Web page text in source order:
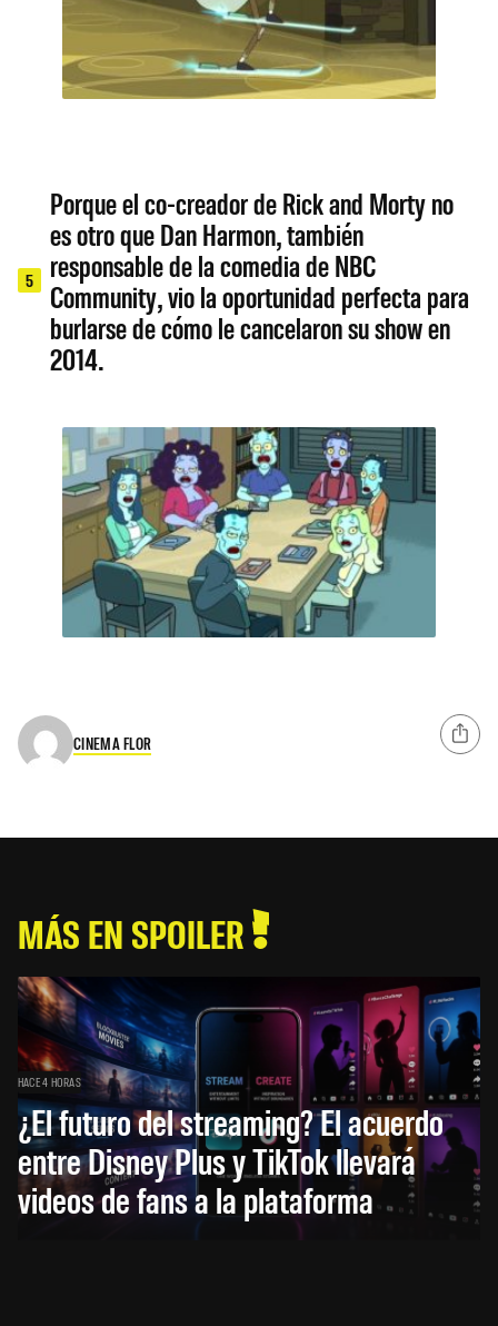
5
Porque el co-creador de Rick and Morty no
es otro que Dan Harmon, también
responsable de la comedia de NBC
Community, vio la oportunidad perfecta para
burlarse de cómo le cancelaron su show en
2014.
CINEMA FLOR
MÁS EN SPOILER
HACE 4 HORAS
¿El futuro del streaming? El acuerdo
entre Disney Plus y TikTok llevará
videos de fans a la plataforma